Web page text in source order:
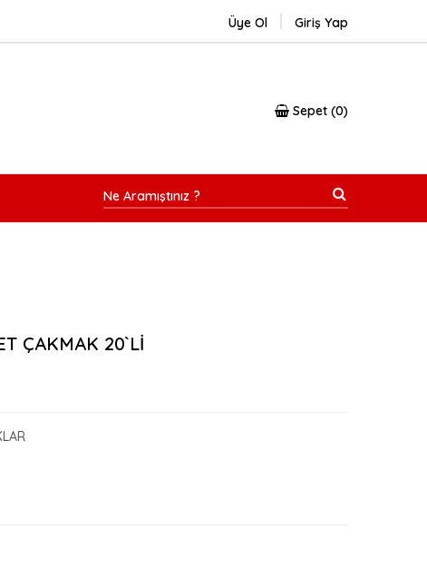
Üye Ol Giriş Yap
Sepet 0
ÇAKMAK 20`Lİ